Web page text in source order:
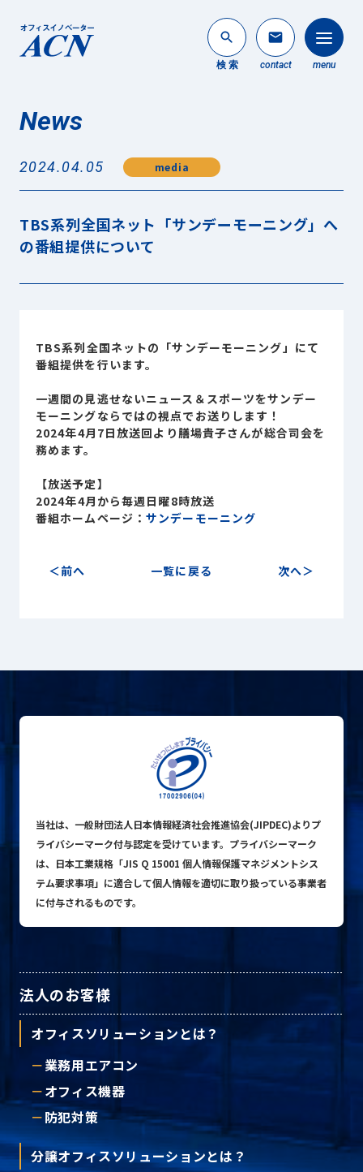
search
検 索
mail
contact menu
法人のお客様
個人のお客様
About ACN
ACNについて
事業内容
Sustainability
Recruit
採用情報
person お客様専用サイト
プライバシーポリシー
News
2024.04.05 media
TBS系列全国ネット「サンデーモーニング」へ
の番組提供について
TBS系列全国ネットの「サンデーモーニング」にて
番組提供を行います。
一週間の見逃せないニュース＆スポーツをサンデー
モーニングならではの視点でお送りします！
2024年4月7日放送回より膳場貴子さんが総合司会を
務めます。
【放送予定】
2024年4月から毎週日曜8時放送
番組ホームページ：サンデーモーニング
前へ 一覧に戻る 次へ
当社は、一般財団法人日本情報経済社会推進協会(JIPDEC)よりプ
ライバシーマーク付与認定を受けています。プライバシーマーク
は、日本工業規格「JIS Q 15001 個人情報保護マネジメントシス
テム要求事項」に適合して個人情報を適切に取り扱っている事業者
に付与されるものです。
法人のお客様
オフィスソリューションとは？
業務用エアコン
オフィス機器
防犯対策
分譲オフィスソリューションとは？